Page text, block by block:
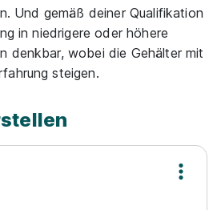
Und gemäß deiner Qualifikation
in niedrigere oder höhere
denkbar, wobei die Gehälter mit
steigen.